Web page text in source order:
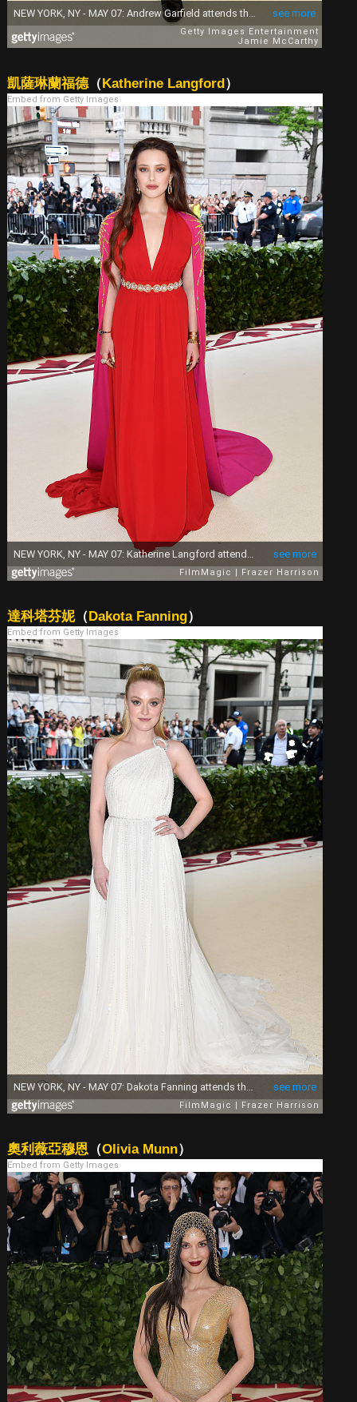
凱薩琳蘭福德（Katherine Langford）
Embed from Getty Images
達科塔芬妮（Dakota Fanning）
Embed from Getty Images
奧利薇亞穆恩（Olivia Munn）
Embed from Getty Images